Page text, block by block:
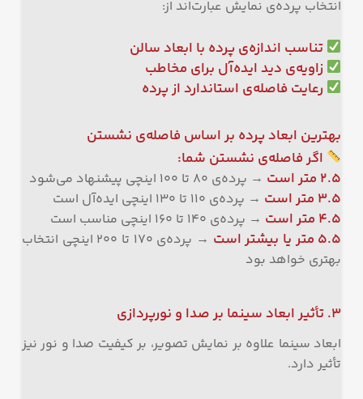
انتخاب پرده‌ی نمایش عبارت‌اند از:
تناسب اندازه‌ی پرده با ابعاد سالن
زاویه‌ی دید ایده‌آل برای مخاطب
رعایت فاصله‌ی استاندارد از پرده
بهترین ابعاد پرده بر اساس فاصله‌ی نشستن
اگر فاصله‌ی نشستن شما:
۲.۵ متر است
→ پرده‌ی ۸۰ تا ۱۰۰ اینچی پیشنهاد می‌شود
۳.۵ متر است → پرده‌ی ۱۱۰ تا ۱۳۰ اینچی ایده‌آل است
۴.۵ متر است → پرده‌ی ۱۴۰ تا ۱۶۰ اینچی مناسب است
۵.۵ متر یا بیشتر است
→ پرده‌ی ۱۷۰ تا ۲۰۰ اینچی انتخاب
بهتری خواهد بود
۳. تأثیر ابعاد سینما بر صدا و نورپردازی
ابعاد سینما علاوه بر نمایش تصویر، بر کیفیت صدا و نور نیز
تأثیر دارد.